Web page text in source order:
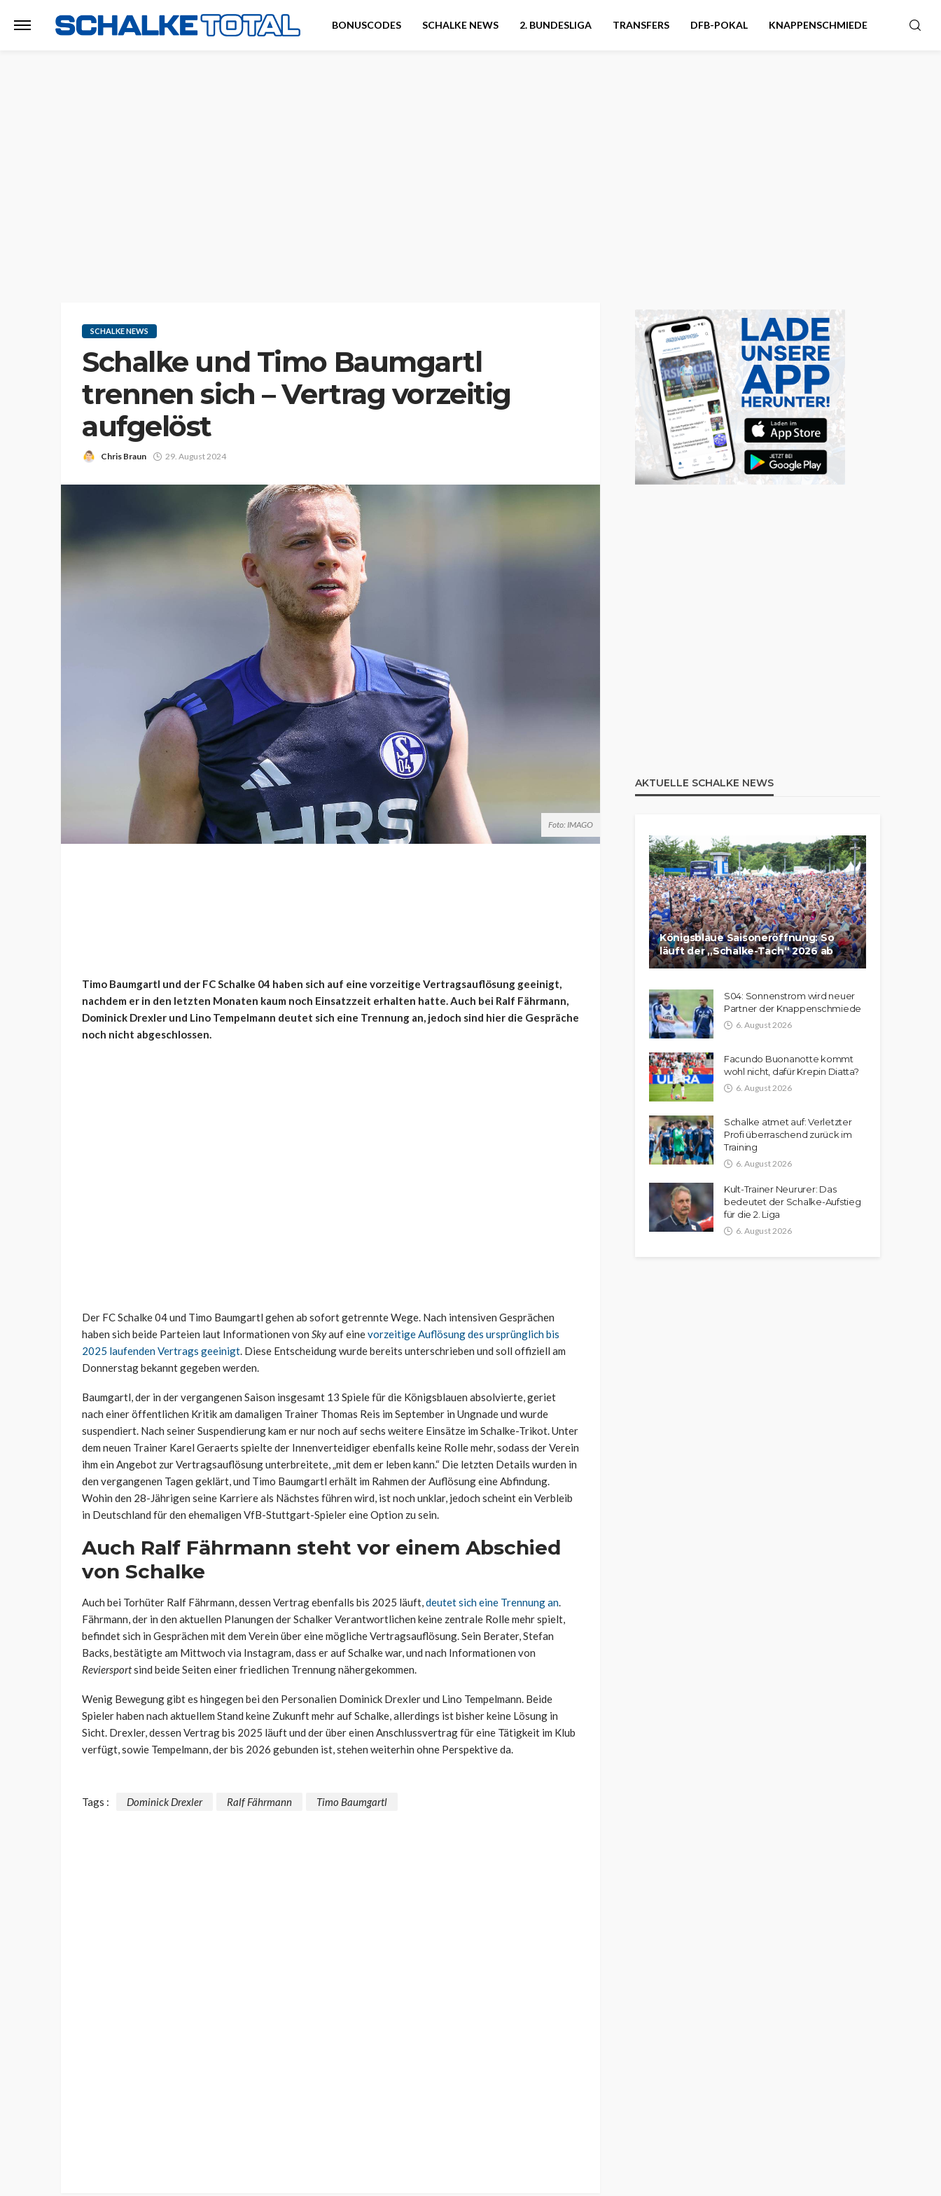
BONUSCODES SCHALKE NEWS 2. BUNDESLIGA TRANSFERS DFB-POKAL KNAPPENSCHMIEDE
SCHALKE NEWS
Schalke und Timo Baumgartl
trennen sich – Vertrag vorzeitig
aufgelöst
Chris Braun 29. August 2024
Foto: IMAGO
Timo Baumgartl und der FC Schalke 04 haben sich auf eine vorzeitige Vertragsauflösung geeinigt,
nachdem er in den letzten Monaten kaum noch Einsatzzeit erhalten hatte. Auch bei Ralf Fährmann,
Dominick Drexler und Lino Tempelmann deutet sich eine Trennung an, jedoch sind hier die Gespräche
noch nicht abgeschlossen.
Der FC Schalke 04 und Timo Baumgartl gehen ab sofort getrennte Wege. Nach intensiven Gesprächen
haben sich beide Parteien laut Informationen von Skyauf einevorzeitige Auflösung des ursprünglich bis
2025 laufenden Vertrags geeinigt. Diese Entscheidung wurde bereits unterschrieben und soll offiziell am
Donnerstag bekannt gegeben werden.
Baumgartl, der in der vergangenen Saison insgesamt 13 Spiele für die Königsblauen absolvierte, geriet
nach einer öffentlichen Kritik am damaligen Trainer Thomas Reis im September in Ungnade und wurde
suspendiert. Nach seiner Suspendierung kam er nur noch auf sechs weitere Einsätze im Schalke-Trikot. Unter
dem neuen Trainer Karel Geraerts spielte der Innenverteidiger ebenfalls keine Rolle mehr, sodass der Verein
ihm ein Angebot zur Vertragsauflösung unterbreitete, „mit dem er leben kann.“ Die letzten Details wurden in
den vergangenen Tagen geklärt, und Timo Baumgartl erhält im Rahmen der Auflösung eine Abfindung.
Wohin den 28-Jährigen seine Karriere als Nächstes führen wird, ist noch unklar, jedoch scheint ein Verbleib
in Deutschland für den ehemaligen VfB-Stuttgart-Spieler eine Option zu sein.
Auch Ralf Fährmann steht vor einem Abschied
von Schalke
Auch bei Torhüter Ralf Fährmann, dessen Vertrag ebenfalls bis 2025 läuft,deutet sich eine Trennung an.
Fährmann, der in den aktuellen Planungen der Schalker Verantwortlichen keine zentrale Rolle mehr spielt,
befindet sich in Gesprächen mit dem Verein über eine mögliche Vertragsauflösung. Sein Berater, Stefan
Backs, bestätigte am Mittwoch via Instagram, dass er auf Schalke war, und nach Informationen von
Reviersportsind beide Seiten einer friedlichen Trennung nähergekommen.
Wenig Bewegung gibt es hingegen bei den Personalien Dominick Drexler und Lino Tempelmann. Beide
Spieler haben nach aktuellem Stand keine Zukunft mehr auf Schalke, allerdings ist bisher keine Lösung in
Sicht. Drexler, dessen Vertrag bis 2025 läuft und der über einen Anschlussvertrag für eine Tätigkeit im Klub
verfügt, sowie Tempelmann, der bis 2026 gebunden ist, stehen weiterhin ohne Perspektive da.
Tags : Dominick Drexler Ralf Fährmann Timo Baumgartl
AKTUELLE SCHALKE NEWS
Königsblaue Saisoneröffnung: So
läuft der „Schalke-Tach“ 2026 ab
S04: Sonnenstrom wird neuer
Partner der Knappenschmiede
6. August 2026
Facundo Buonanotte kommt
wohl nicht, dafür Krepin Diatta?
6. August 2026
Schalke atmet auf: Verletzter
Profi überraschend zurück im
Training
6. August 2026
Kult-Trainer Neururer: Das
bedeutet der Schalke-Aufstieg
für die 2. Liga
6. August 2026